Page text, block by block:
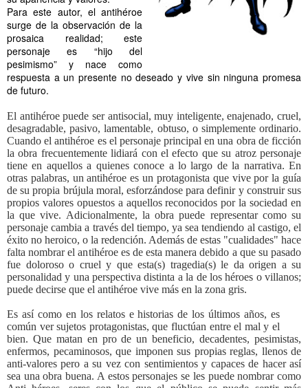
Para este autor, el antihéroe
surge de la observación de la
prosaica realidad; este
personaje es “hijo del
pesimismo” y nace como
respuesta a un presente no deseado y vive sin ninguna promesa
de futuro.
El antihéroe puede ser antisocial, muy inteligente, enajenado, cruel,
desagradable, pasivo, lamentable, obtuso, o simplemente ordinario.
Cuando el antihéroe es el personaje principal en una obra de ficción
la obra frecuentemente lidiará con el efecto que su atroz personaje
tiene en aquellos a quienes conoce a lo largo de la narrativa. En
otras palabras, un antihéroe es un protagonista que vive por la guía
de su propia brújula moral, esforzándose para definir y construir sus
propios valores opuestos a aquellos reconocidos por la sociedad en
la que vive. Adicionalmente, la obra puede representar como su
personaje cambia a través del tiempo, ya sea tendiendo al castigo, el
éxito no heroico, o la redención. Además de estas "cualidades" hace
falta nombrar el antihéroe es de esta manera debido a que su pasado
fue doloroso o cruel y que esta(s) tragedia(s) le da origen a su
personalidad y una perspectiva distinta a la de los héroes o villanos;
puede decirse que el antihéroe vive más en la zona gris.
Es así como en los relatos e historias de los últimos años, es
común ver sujetos protagonistas, que fluctúan entre el mal y el
bien. Que matan en pro de un beneficio, decadentes, pesimistas,
enfermos, pecaminosos, que imponen sus propias reglas, llenos de
anti-valores pero a su vez con sentimientos y capaces de hacer así
sea una obra buena. A estos personajes se les puede nombrar como